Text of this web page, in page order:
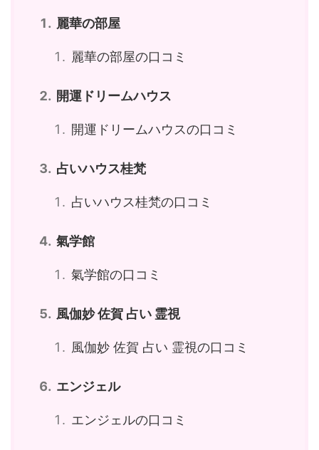
麗華の部屋
麗華の部屋の口コミ
開運ドリームハウス
開運ドリームハウスの口コミ
占いハウス桂梵
占いハウス桂梵の口コミ
氣学館
氣学館の口コミ
風伽妙 佐賀 占い 霊視
風伽妙 佐賀 占い 霊視の口コミ
エンジェル
エンジェルの口コミ